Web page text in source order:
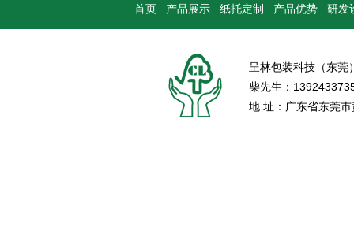
首页 产品展示 纸托定制 产品优势 研发
呈林包装科技（东
柴先生：
地 址：广东省东莞